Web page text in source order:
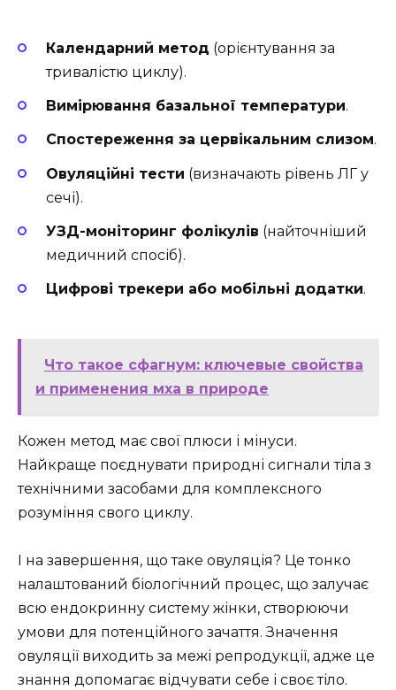
Календарний метод (орієнтування за
тривалістю циклу).
Вимірювання базальної температури.
Спостереження за цервікальним слизом.
Овуляційні тести (визначають рівень ЛГ у
сечі).
УЗД-моніторинг фолікулів (найточніший
медичний спосіб).
Цифрові трекери або мобільні додатки.
Что такое сфагнум: ключевые свойства
и применения мха в природе
Кожен метод має свої плюси і мінуси.
Найкраще поєднувати природні сигнали тіла з
технічними засобами для комплексного
розуміння свого циклу.
І на завершення, що таке овуляція? Це тонко
налаштований біологічний процес, що залучає
всю ендокринну систему жінки, створюючи
умови для потенційного зачаття. Значення
овуляції виходить за межі репродукції, адже це
знання допомагає відчувати себе і своє тіло.